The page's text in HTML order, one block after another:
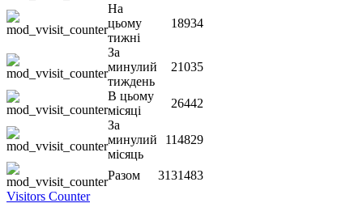
На
цьому
тижні
18934
За
минулий
тиждень
21035
В цьому
місяці
26442
За
минулий
місяць
114829
Разом
3131483
Visitors Counter